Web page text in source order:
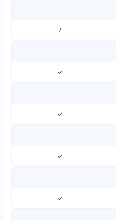
/
✓
✓
✓
✓